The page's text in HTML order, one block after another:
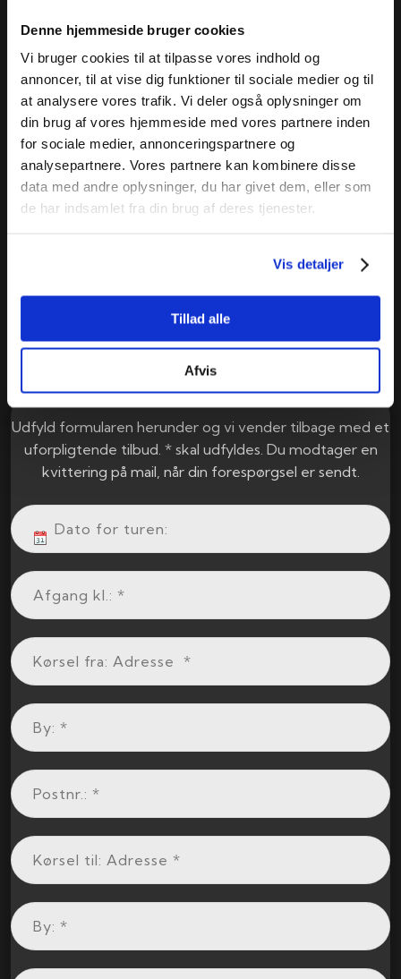
Denne hjemmeside bruger cookies
Vi bruger cookies til at tilpasse vores indhold og
annoncer, til at vise dig funktioner til sociale medier og til
at analysere vores trafik. Vi deler også oplysninger om
din brug af vores hjemmeside med vores partnere inden
for sociale medier, annonceringspartnere og
analysepartnere. Vores partnere kan kombinere disse
data med andre oplysninger, du har givet dem, eller som
de har indsamlet fra din brug af deres tjenester.
Vis detaljer
Tillad alle
Afvis
Få et tilbud
Udfyld formularen herunder og vi vender tilbage med et
uforpligtende tilbud. * skal udfyldes. Du modtager en
kvittering på mail, når din forespørgsel er sendt.